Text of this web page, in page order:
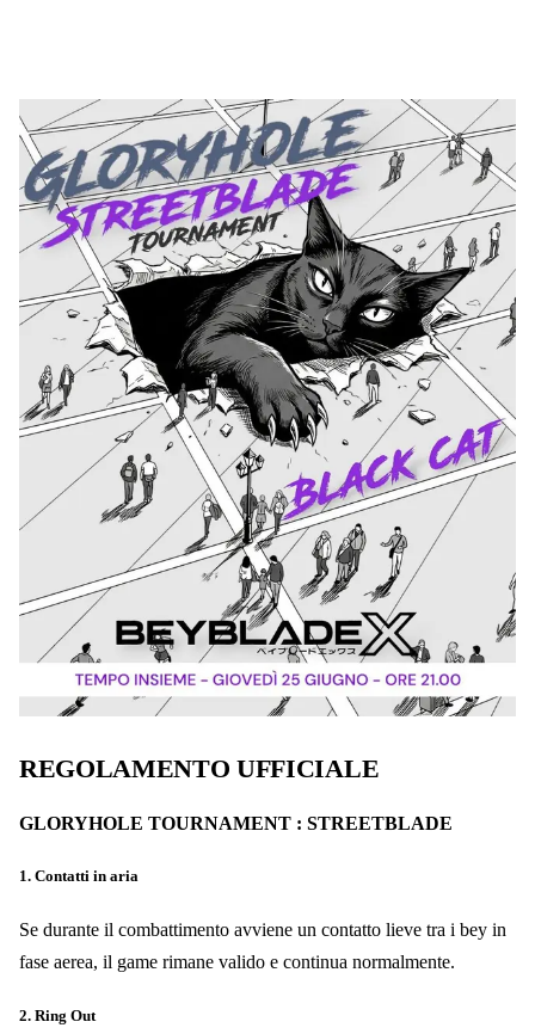
REGOLAMENTO UFFICIALE
GLORYHOLE TOURNAMENT : STREETBLADE
1. Contatti in aria
Se durante il combattimento avviene un contatto lieve tra i bey in
fase aerea, il game rimane valido e continua normalmente.
2. Ring Out